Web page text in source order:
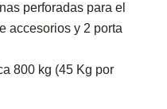
perforadas para el
accesorios y 2 porta
800 kg (45 Kg por